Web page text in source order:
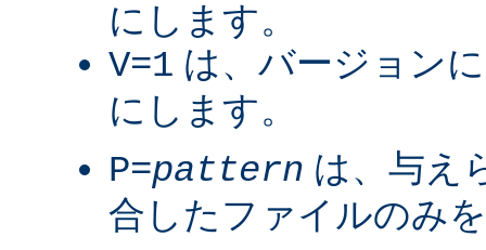
にします。
V=1 は、バージョン
にします。
P=pattern は、与え
合したファイルのみ